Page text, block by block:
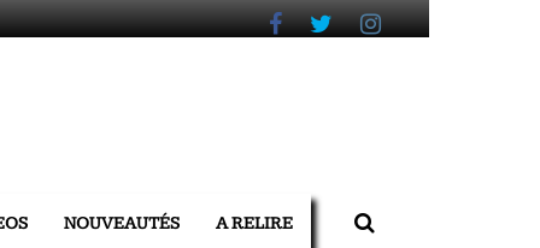
NOUVEAUTÉS A RELIRE